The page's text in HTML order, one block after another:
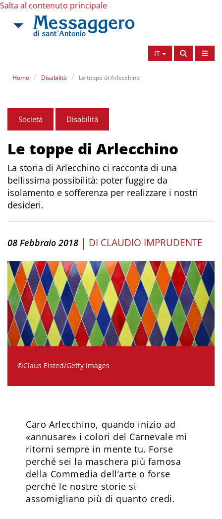
Salta al contenuto principale
IT
Home Disabilità Le toppe di Arlecchino
Società Disabilità
Le toppe di Arlecchino
La storia di Arlecchino ci racconta di una
bellissima possibilità: poter fuggire da
isolamento e sofferenza per realizzare i nostri
desideri.
08 Febbraio 2018 | DI CLAUDIO IMPRUDENTE
©Claus Elsted/Getty Images
Caro Arlecchino, quando inizio ad
«annusare» i colori del Carnevale mi
ritorni sempre in mente tu. Forse
perché sei la maschera più famosa
della Commedia dell’arte o forse
perché le nostre storie si
assomigliano più di quanto credi.